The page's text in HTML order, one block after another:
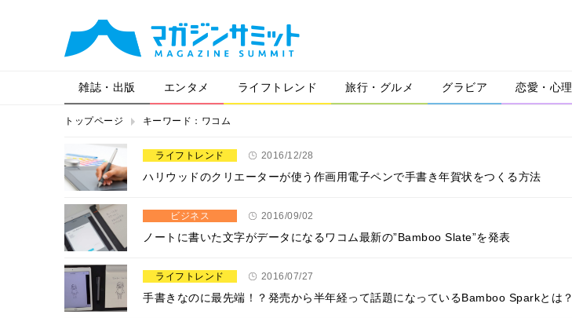
雑誌・出版 エンタメ ライフトレンド 旅行・グルメ グラビア 恋愛・心理
トップページ キーワード：ワコム
ライフトレンド 2016/12/28
ハリウッドのクリエーターが使う作画用電子ペンで手書き年賀状をつくる方法
ビジネス 2016/09/02
ノートに書いた文字がデータになるワコム最新の”Bamboo Slate”を発表
ライフトレンド 2016/07/27
手書きなのに最先端！？発売から半年経って話題になっているBamboo Sparkとは？